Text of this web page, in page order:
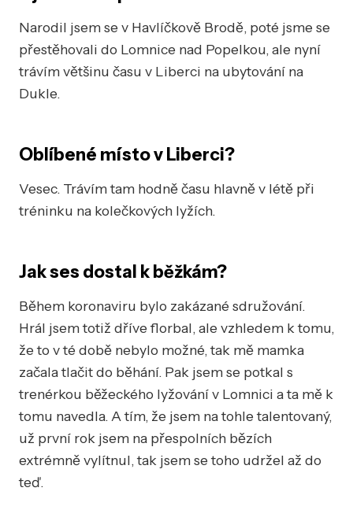
Narodil jsem se v Havlíčkově Brodě, poté jsme se
přestěhovali do Lomnice nad Popelkou, ale nyní
trávím většinu času v Liberci na ubytování na
Dukle.
Oblíbené místo v Liberci?
Vesec. Trávím tam hodně času hlavně v létě při
tréninku na kolečkových lyžích.
Jak ses dostal k běžkám?
Během koronaviru bylo zakázané sdružování.
Hrál jsem totiž dříve florbal, ale vzhledem k tomu,
že to v té době nebylo možné, tak mě mamka
začala tlačit do běhání. Pak jsem se potkal s
trenérkou běžeckého lyžování v Lomnici a ta mě k
tomu navedla. A tím, že jsem na tohle talentovaný,
už první rok jsem na přespolních bězích
extrémně vylítnul, tak jsem se toho udržel až do
teď.